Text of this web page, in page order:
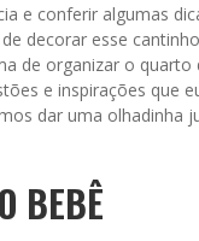
e conferir algumas
decorar esse
de organizar o quarto
e inspirações que
dar uma olhadinha
BEBÊ